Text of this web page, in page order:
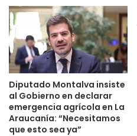
Diputado Montalva insiste
al Gobierno en declarar
emergencia agrícola en La
Araucanía: “Necesitamos
que esto sea ya”